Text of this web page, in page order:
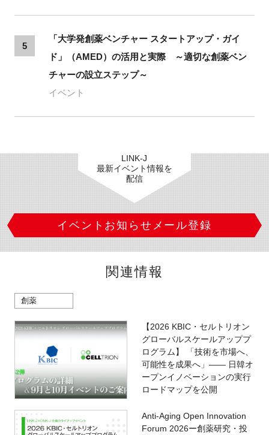
5
「大学発創薬ベンチャー スタートアップ・ガイ
ド」（AMED）の活用と実際 ～適切な創薬ベン
チャーの設立ステップ～
イベント
LINK-J
最新イベント情報を
配信
イベントお知らせメール登録
関連情報
創薬
【2026 KBIC・セルトリオン
グローバルスケールアッププ
ログラム】 「技術を市場へ、
可能性を成果へ」―― 日韓オ
ープンイノベーションの実行
ロードマップを公開
Anti-Aging Open Innovation
Forum 2026ー創薬研究・投